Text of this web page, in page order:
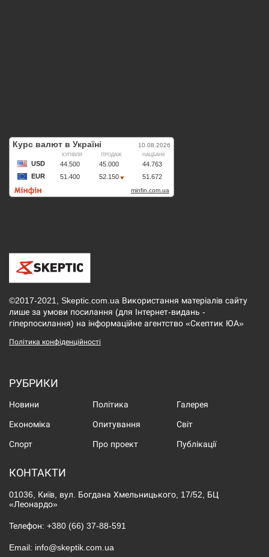
©2017-2021, Skeptic.com.ua Використання матеріалів сайту
лише за умови посилання (для Інтернет-видань -
гіперпосилання) на інформаційне агентство «Скептик ЮА»
Політика конфіденційності
РУБРИКИ
Новини Політика Галерея
Економіка Опитування Світ
Спорт Про проект Публікації
КОНТАКТИ
01036, Київ, вул. Богдана Хмельницького, 17/52, БЦ
«Леонардо»
Телефон: +380 (66) 37-88-591
Email: info@skeptik.com.ua